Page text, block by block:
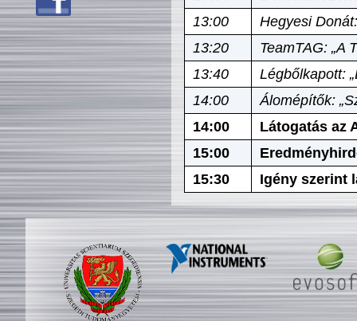
13:00
Hegyesi
13:20
TeamTAG: „A
13:40
Légbőlkapott:
14:00
Álomépítők:
14:00
Látogatás az
15:00
15:30
Igény szerint